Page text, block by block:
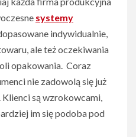
systemy
indywidualnie,
ale też oczekiwania
opakowania. Coraz
nie zadowolą się już
są wzrokowcami,
im się podoba pod